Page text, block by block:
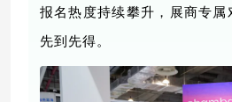
报名热度持续攀升，展商专属
先到先得。